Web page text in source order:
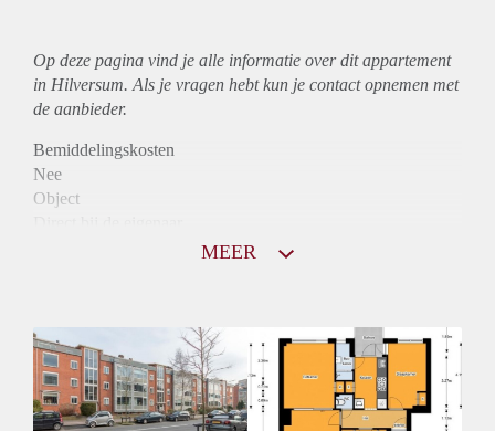
Op deze pagina vind je alle informatie over ditappartement
in Hilversum. Als je vragen hebt kun je contact opnemen met
de aanbieder.
Bemiddelingskosten
Nee
Object
Huurtoeslag
Niet mogelijk
Inkomen eis
3,3 X Maandhuur Bruto
MEER